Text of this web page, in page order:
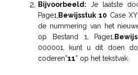
Bijvoorbeeld: Je laatste
Page1, Bewijsstuk 10 Case
de nummering van het
op Bestand 1, Page1,
000001, kunt u dit doen
coderen”11” op het tekstvak.